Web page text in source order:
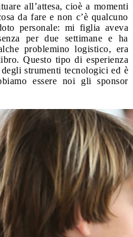
all’attesa, cioè a momenti
da fare e non c’è qualcuno
personale: mi figlia aveva
per due settimane e ha
problemino logistico, era
Questo tipo di esperienza
strumenti tecnologici ed è
essere noi gli sponsor